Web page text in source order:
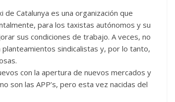
de Catalunya es una organización que
para los taxistas autónomos y su
sus condiciones de trabajo. A veces, no
sindicalistas y, por lo tanto,
con la apertura de nuevos mercados y
son las APP’s, pero esta vez nacidas del